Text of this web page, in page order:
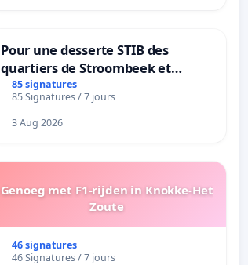
Pour une desserte STIB des
quartiers de Stroombeek et
Beauval - Voor een MIVB-
bediening van de wijken
Strombeek en Het Voor
85 signatures
85 Signatures / 7 jours
3 Aug 2026
Genoeg met F1-rijden in Knokke-Het
Zoute
46 signatures
46 Signatures / 7 jours